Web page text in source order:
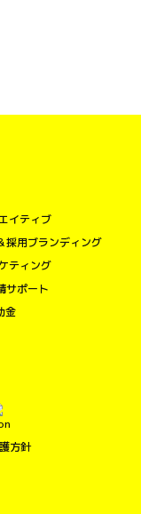
イティブ
採用ブランディング
ティング
サポート
金
方針